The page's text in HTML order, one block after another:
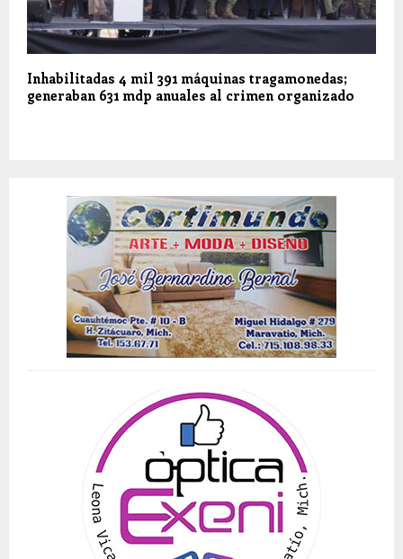
Inhabilitadas 4 mil 391 máquinas tragamonedas;
generaban 631 mdp anuales al crimen organizado